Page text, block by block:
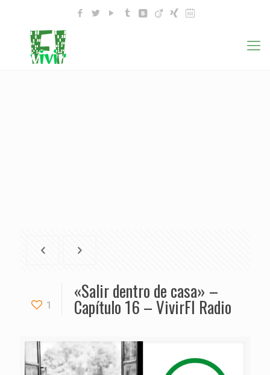
1
«Salir dentro de casa» –
Capítulo 16 – VivirFI Radio